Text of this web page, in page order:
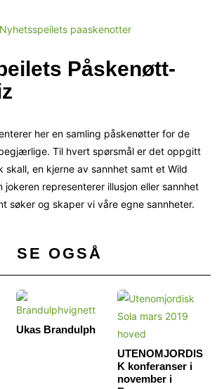
Påskenøtt-
her en samling påskenøtter for de
Til hvert spørsmål er det oppgitt
skall, en kjerne av sannhet samt et Wild
jokeren representerer illusjon eller sannhet
søker og skaper vi våre egne sannheter.
SE OGSÅ
Ukas Brandulph
UTENOMJORDIS
K konferanser i
november i